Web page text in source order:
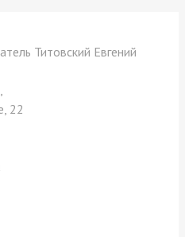
Титовский Евгений
22